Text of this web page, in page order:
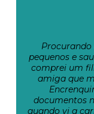
Procurando
pequenos e
comprei um
amiga que
documentos
quando vi a